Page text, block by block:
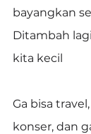
bayangkan
Ditambah
kita kecil
Ga bisa
konser, dan